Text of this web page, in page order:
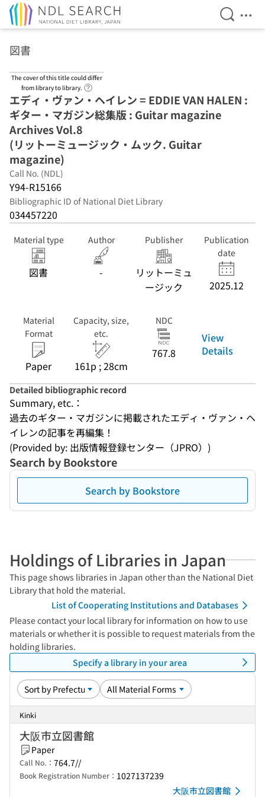
Open
図書
The cover of this title could differ
from library to library.
エディ・ヴァン・ヘイレン = EDDIE VAN HALEN :
ギター・マガジン総集版 : Guitar magazine
Archives Vol.8
(リットーミュージック・ムック. Guitar
magazine)
Call No. (NDL)
Y94-R15166
Bibliographic ID of National Diet Library
034457220
Material type
図書
Author
-
Publisher
リットーミュ
ージック
Publication
date
2025.12
Material
Format
Paper
Capacity, size,
etc.
161p ; 28cm
NDC
767.8
View
Details
Detailed bibliographic record
Summary, etc.：
過去のギター・マガジンに掲載されたエディ・ヴァン・ヘ
イレンの記事を再編集！
(Provided by: 出版情報登録センター（JPRO）)
Search by Bookstore
Search by Bookstore
Holdings of Libraries in Japan
This page shows libraries in Japan other than the National Diet
Library that hold the material.
List of Cooperating Institutions and Databases
Please contact your local library for information on how to use
materials or whether it is possible to request materials from the
holding libraries.
Specify a library in your area
Kinki
大阪市立図書館
Paper
Call No.： 764.7//
Book Registration Number： 1027137239
大阪市立図書館